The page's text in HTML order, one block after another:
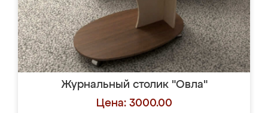
Журнальный столик "Овла"
Цена: 3000.00